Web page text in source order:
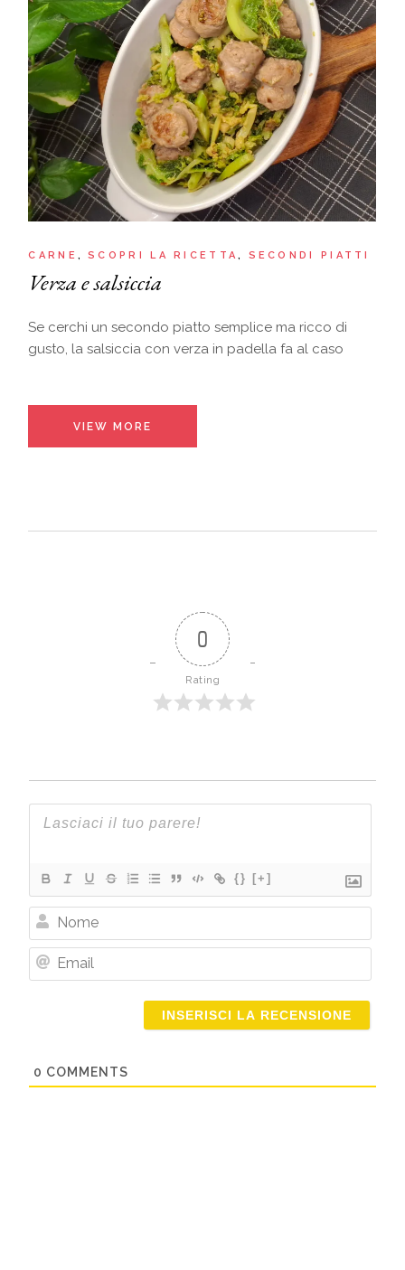
CARNE SCOPRI LA RICETTA SECONDI PIATTI
Verza e salsiccia
Se cerchi un secondo piatto semplice ma ricco di
gusto, la salsiccia con verza in padella fa al caso
VIEW MORE
0
Rating
{} [+]
Nome
0 COMMENTS